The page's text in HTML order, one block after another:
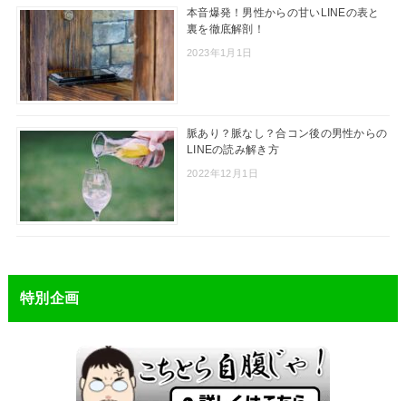
本音爆発！男性からの甘いLINEの表と
裏を徹底解剖！
2023年1月1日
脈あり？脈なし？合コン後の男性からの
LINEの読み解き方
2022年12月1日
特別企画